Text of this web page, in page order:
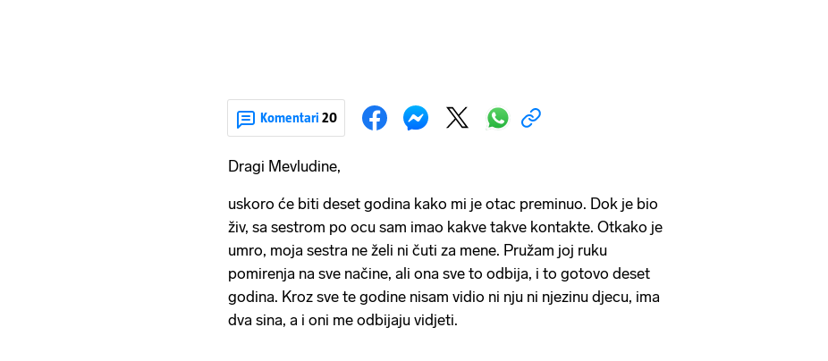
Komentari 20
Dragi Mevludine,
uskoro će biti deset godina kako mi je otac preminuo. Dok je bio
živ, sa sestrom po ocu sam imao kakve takve kontakte. Otkako je
umro, moja sestra ne želi ni čuti za mene. Pružam joj ruku
pomirenja na sve načine, ali ona sve to odbija, i to gotovo deset
godina. Kroz sve te godine nisam vidio ni nju ni njezinu djecu, ima
dva sina, a i oni me odbijaju vidjeti.